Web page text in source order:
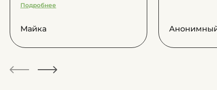
профессионалы, очень
все понятно объясняют. Удобно,
что на прием можно записаться
приходится ждать в коридоре,
И в целом здесь всегда чисто и
Подробнее
Майка Анонимный